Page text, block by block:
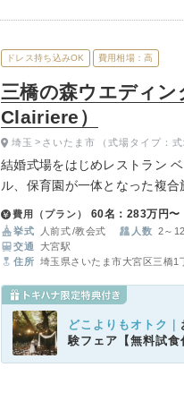
三橋の森ウエディ
Clairiere）
ドレス持ち込みOK 費用相場：高
結婚式場をはじめレストラン
ル、保育園が一体となった複合
樹が見守る豊かな緑に包まれ
場としてご利用ください。
埼玉 さいたま市 （式場タイプ：
費用（プラン） 60名：283万円〜
挙式 人前式 教会式 人数 2～
交通
大宮駅
住所 埼玉県さいたま市大宮区三橋1
どこよりもオトク｜
験フェア【無料試食